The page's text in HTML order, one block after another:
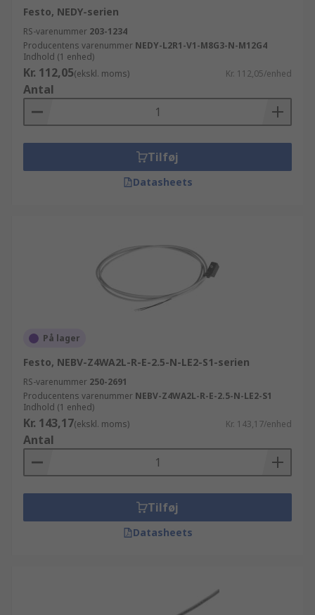
Festo, NEDY-serien
RS-varenummer 203-1234
Producentens varenummer NEDY-L2R1-V1-M8G3-N-M12G4
Indhold (1 enhed)
Kr. 112,05(ekskl. moms) Kr. 112,05/enhed
Antal
Tilføj
Datasheets
På lager
Festo, NEBV-Z4WA2L-R-E-2.5-N-LE2-S1-serien
RS-varenummer 250-2691
Producentens varenummer NEBV-Z4WA2L-R-E-2.5-N-LE2-S1
Indhold (1 enhed)
Kr. 143,17(ekskl. moms) Kr. 143,17/enhed
Antal
Tilføj
Datasheets